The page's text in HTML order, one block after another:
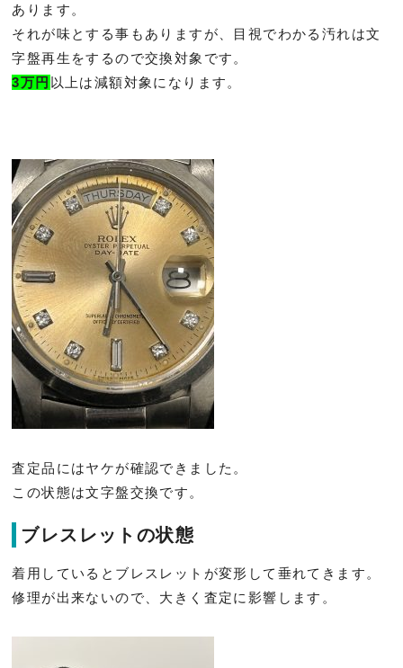
あります。
それが味とする事もありますが、 目視でわかる汚れは文
字盤再生をするので交換対象です。
3万円 以上は減額対象になります。
査定品にはヤケが確認できました。
この状態は文字盤交換です。
ブレスレットの状態
着用しているとブレスレットが変形して垂れてきます。
修理が出来ないので、大きく査定に影響します。